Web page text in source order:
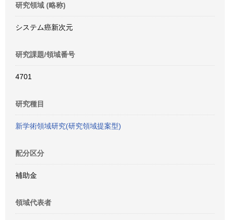
研究領域 (略称)
システム癌新次元
研究課題/領域番号
4701
研究種目
新学術領域研究(研究領域提案型)
配分区分
補助金
領域代表者